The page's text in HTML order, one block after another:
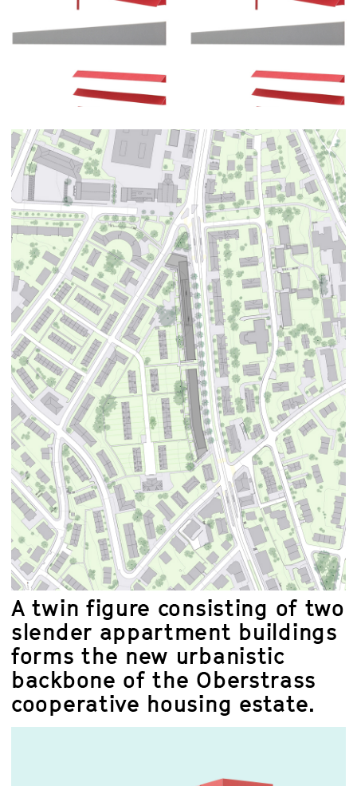
A twin figure consisting of two
slender appartment buildings
forms the new urbanistic
backbone of the Oberstrass
cooperative housing estate.